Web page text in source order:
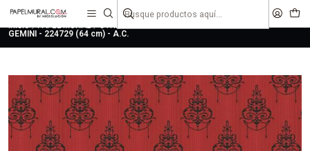
liquidaciones
Inicio PAPEL MURAL OTRAS COLECCIONES
GEMINI - 224729 (64 cm) - A.C.